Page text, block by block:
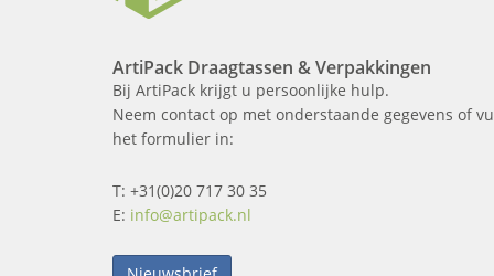
ArtiPack Draagtassen & Verpakkingen
Bij ArtiPack krijgt u persoonlijke hulp.
Neem contact op met onderstaande gegevens of
het formulier in:
T: +31(0)20 717 30 35
E: info@artipack.nl